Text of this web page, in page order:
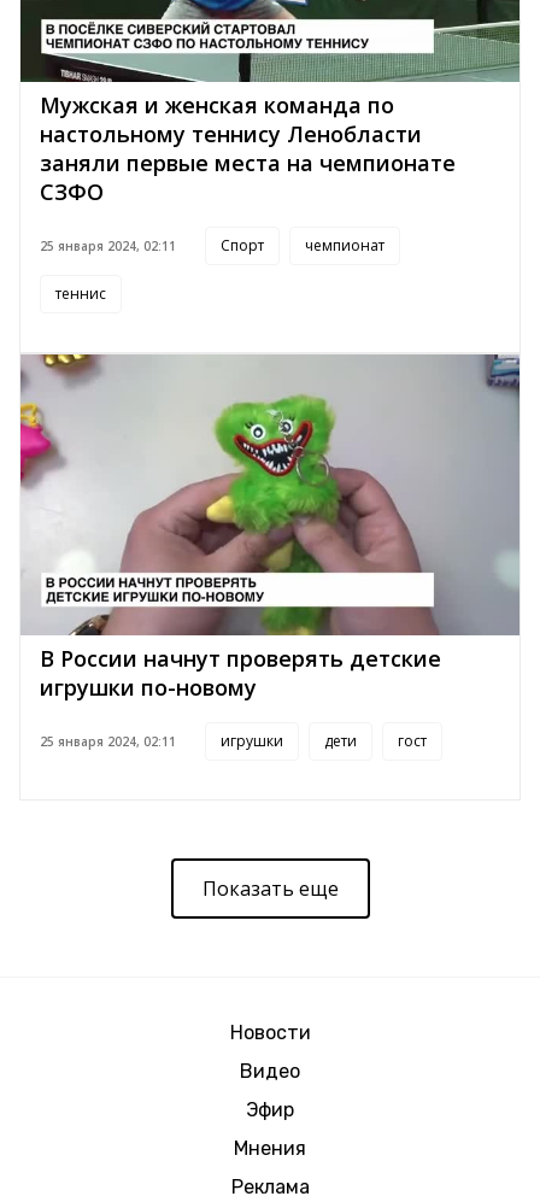
Мужская и женская команда по
настольному теннису Ленобласти
заняли первые места на чемпионате
СЗФО
25 января 2024, 02:11 Спорт чемпионат
теннис
В России начнут проверять детские
игрушки по-новому
25 января 2024, 02:11 игрушки дети гост
Показать еще
Новости
Видео
Эфир
Мнения
Реклама